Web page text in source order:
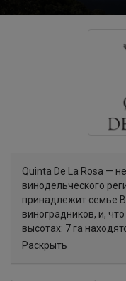
Quinta De La Rosa —
винодельческого
принадлежит семье
виноградников, и,
высотах: 7 га
уровнем моря, 10 га
Раскрыть